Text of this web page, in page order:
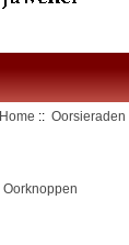
Home ::Oorsieraden
Oorknoppen